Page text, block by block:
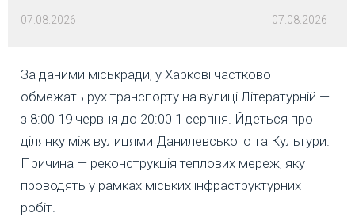
07.08.2026 07.08.2026
За даними міськради, у Харкові частково
обмежать рух транспорту на вулиці Літературній —
з 8:00 19 червня до 20:00 1 серпня. Йдеться про
ділянку між вулицями Данилевського та Культури.
Причина — реконструкція теплових мереж, яку
проводять у рамках міських інфраструктурних
робіт.